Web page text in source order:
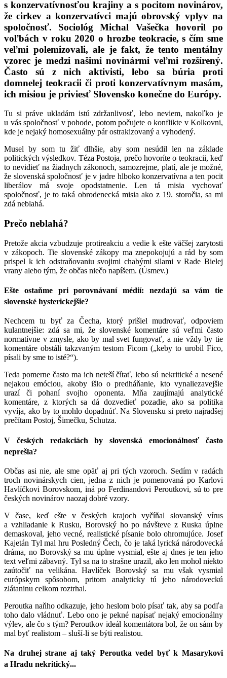
s konzervatívnosťou krajiny a s pocitom novinárov,
že cirkev a konzervatívci majú obrovský vplyv na
spoločnosť. Sociológ Michal Vašečka hovoril po
voľbách v roku 2020 o hrozbe teokracie, s čím sme
veľmi polemizovali, ale je fakt, že tento mentálny
vzorec je medzi našimi novinármi veľmi rozšírený.
Často sú z nich aktivisti, lebo sa búria proti
domnelej teokracii či proti konzervatívnym masám,
ich misiou je priviesť Slovensko konečne do Európy.
Tu si práve ukladám istú zdržanlivosť, lebo neviem, nakoľko je
u vás spoločnosť v pohode, potom počujete o konflikte v Kolkovni,
kde je nejaký homosexuálny pár ostrakizovaný a vyhodený.
Musel by som tu žiť dlhšie, aby som nesúdil len na základe
politických výsledkov. Téza Postoja, prečo hovoríte o teokracii, keď
to nevidieť na žiadnych zákonoch, samozrejme, platí, ale je možné,
že slovenská spoločnosť je v jadre hlboko konzervatívna a ten pocit
liberálov má svoje opodstatnenie. Len tá misia vychovať
spoločnosť, je to taká obrodenecká misia ako z 19. storočia, sa mi
zdá neblahá.
Prečo neblahá?
Pretože akcia vzbudzuje protireakciu a vedie k ešte väčšej zarytosti
v zákopoch. Tie slovenské zákopy ma znepokojujú a rád by som
prispel k ich odstraňovaniu svojimi chabými silami v Rade Bielej
vrany alebo tým, že občas niečo napíšem. (Úsmev.)
Ešte ostaňme pri porovnávaní médií: nezdajú sa vám tie
slovenské hysterickejšie?
Nechcem tu byť za Čecha, ktorý prišiel mudrovať, odpoviem
kulantnejšie: zdá sa mi, že slovenské komentáre sú veľmi často
normatívne v zmysle, ako by mal svet fungovať, a nie vždy by tie
komentáre obstáli takzvaným testom Ficom („keby to urobil Fico,
písali by sme to isté?“).
Teda pomerne často ma ich neteší čítať, lebo sú nekritické a nesené
nejakou emóciou, akoby išlo o predháňanie, kto vynaliezavejšie
urazí či pohaní svojho oponenta. Mňa zaujímajú analytické
komentáre, z ktorých sa dá dozvedieť pozadie, ako sa politika
vyvíja, ako by to mohlo dopadnúť. Na Slovensku si preto najradšej
prečítam Postoj, Šimečku, Schutza.
V českých redakciách by slovenská emocionálnosť často
neprešla?
Občas asi nie, ale sme opäť aj pri tých vzoroch. Sedím v radách
troch novinárskych cien, jedna z nich je pomenovaná po Karlovi
Havlíčkovi Borovskom, iná po Ferdinandovi Peroutkovi, sú to pre
českých novinárov naozaj dobré vzory.
V čase, keď ešte v českých krajoch vyčíňal slovanský vírus
a vzhliadanie k Rusku, Borovský ho po návšteve z Ruska úplne
demaskoval, jeho vecné, realistické písanie bolo ohromujúce. Josef
Kajetán Tyl mal hru Posledný Čech, čo je taká lyrická národovecká
dráma, no Borovský sa mu úplne vysmial, ešte aj dnes je ten jeho
text veľmi zábavný. Tyl sa na to strašne urazil, ako len mohol niekto
zaútočiť na velikána. Havlíček Borovský sa mu však vysmial
európskym spôsobom, pritom analyticky tú jeho národoveckú
zlátaninu celkom roztrhal.
Peroutka naňho odkazuje, jeho heslom bolo písať tak, aby sa podľa
toho dalo vládnuť. Lebo ono je pekné napísať nejaký emocionálny
výlev, ale čo s tým? Peroutkov ideál komentátora bol, že on sám by
mal byť realistom – sluší-li se býti realistou.
Na druhej strane aj taký Peroutka vedel byť k Masarykovi
a Hradu nekritický...